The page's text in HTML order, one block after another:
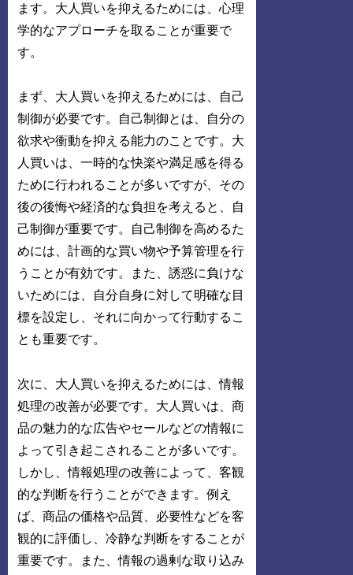
ます。大人買いを抑えるためには、心理
学的なアプローチを取ることが重要で
す。
まず、大人買いを抑えるためには、自己
制御が必要です。自己制御とは、自分の
欲求や衝動を抑える能力のことです。大
人買いは、一時的な快楽や満足感を得る
ために行われることが多いですが、その
後の後悔や経済的な負担を考えると、自
己制御が重要です。自己制御を高めるた
めには、計画的な買い物や予算管理を行
うことが有効です。また、誘惑に負けな
いためには、自分自身に対して明確な目
標を設定し、それに向かって行動するこ
とも重要です。
次に、大人買いを抑えるためには、情報
処理の改善が必要です。大人買いは、商
品の魅力的な広告やセールなどの情報に
よって引き起こされることが多いです。
しかし、情報処理の改善によって、客観
的な判断を行うことができます。例え
ば、商品の価格や品質、必要性などを客
観的に評価し、冷静な判断をすることが
重要です。また、情報の過剰な取り込み